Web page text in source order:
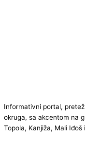
Informativni portal,
okruga, sa akcentom na
Topola, Kanjiža, Mali Iđoš